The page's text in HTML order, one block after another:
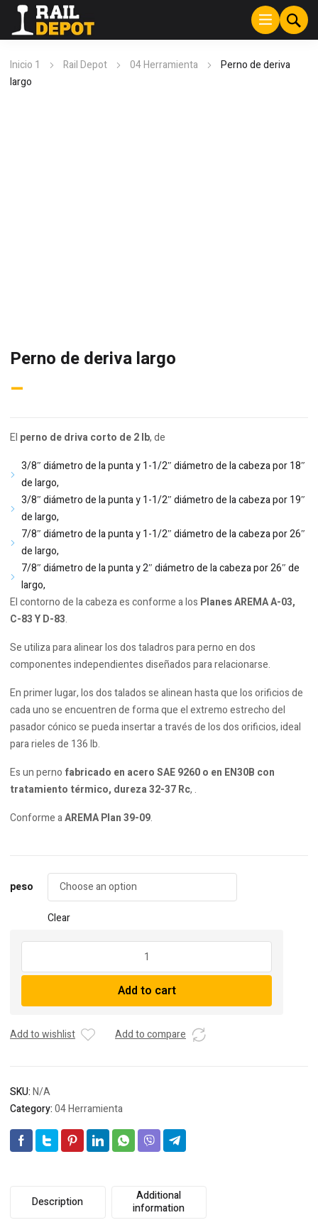
Inicio 1 Rail Depot 04 Herramienta
Perno de deriva
largo
Perno de deriva largo
–
El perno de driva corto de 2 lb, de
3/8″ diámetro de la punta y 1-1/2″ diámetro de la cabeza por 18″
de largo,
3/8″ diámetro de la punta y 1-1/2″ diámetro de la cabeza por 19″
de largo,
7/8″ diámetro de la punta y 1-1/2″ diámetro de la cabeza por 26″
de largo,
7/8″ diámetro de la punta y 2″ diámetro de la cabeza por 26″ de
largo,
El contorno de la cabeza es conforme a los Planes AREMA A-03,
C-83 Y D-83.
Se utiliza para alinear los dos taladros para perno en dos
componentes independientes diseñados para relacionarse.
En primer lugar, los dos talados se alinean hasta que los orificios de
cada uno se encuentren de forma que el extremo estrecho del
pasador cónico se pueda insertar a través de los dos orificios, ideal
para rieles de 136 lb.
Es un perno fabricado en acero SAE 9260 o en EN30B con
tratamiento térmico, dureza 32-37 Rc, .
Conforme aAREMA Plan 39-09.
peso
Clear
deriva
quantity
Add to cart
Add to wishlist Add to compare
SKU:N/A
Category:04 Herramienta
Description
Additional
information